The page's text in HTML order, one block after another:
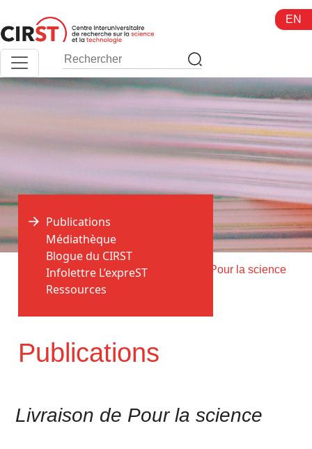
au
contenu
EN
Accueil > Publications > Livraison de Pour la science
Publications
Publications
Médiathèque
Blogue du CIRST
Infolettre L’expreST
Ressources
Livraison de Pour la science